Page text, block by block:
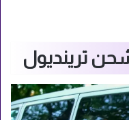
ترينديول